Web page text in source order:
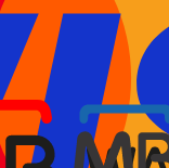
Verificar VIN e matrícula
Sitemap
EN
Sobre Nós